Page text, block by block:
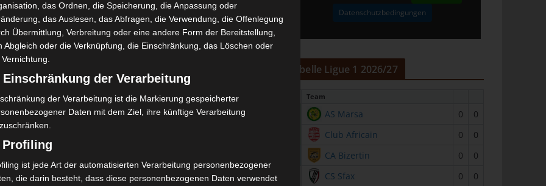
68' O G. Kilangalanga
D M. Aziz Boussetta
Stade Tunisien (ST) – Club Athlétique Bizertin (CA
B)
Datenschutzbedingungen
Tabelle Ligue 1 2026/27
Team
AS Marsa 0
0
Club Africain 0
0
CA Bizertin 0
0
CS Sfax 0
0
das Ordnen, die Speicherung, die Anpassung oder
das Auslesen, das Abfragen, die Verwendung, die Offenlegung
Übermittlung, Verbreitung oder eine andere Form der Bereitstellung,
Abgleich oder die Verknüpfung, die Einschränkung, das Löschen oder
Einschränkung der Verarbeitung
der Verarbeitung ist die Markierung gespeicherter
Daten mit dem Ziel, ihre künftige Verarbeitung
Profiling
ist jede Art der automatisierten Verarbeitung personenbezogener
die darin besteht, dass diese personenbezogenen Daten verwendet